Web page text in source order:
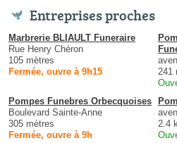
Entreprises proches
Marbrerie BLIAULT Funeraire
Rue Henry Chéron
105 mètres
Fermée, ouvre à 9h15
241
Pompes Funebres Orbecquoises
Boulevard Sainte-Anne
305 mètres
Fermée, ouvre à 9h
2.4